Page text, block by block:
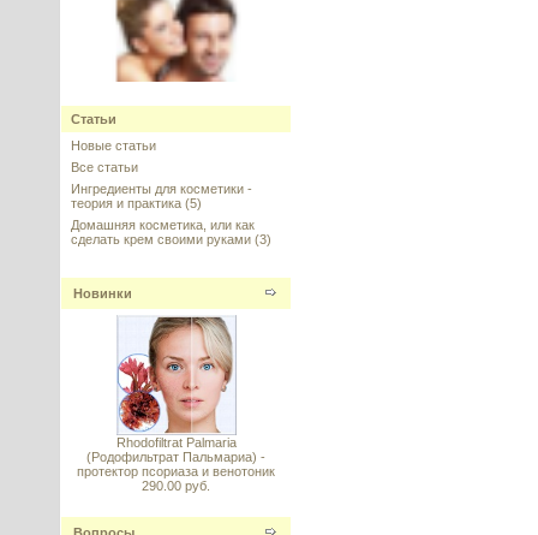
---------
XLash Peptide чистый, Symrise,
---------
Widelash™ (Вайдлэш) - рост
ресниц, стимуляция волосяной
Статьи
Новые статьи
Все статьи
Ингредиенты для косметики -
теория и практика (5)
Домашняя косметика, или как
сделать крем своими руками (3)
Новинки
Rhodofiltrat Palmaria
(Родофильтрат Пальмариа) -
протектор псориаза и венотоник
290.00 руб.